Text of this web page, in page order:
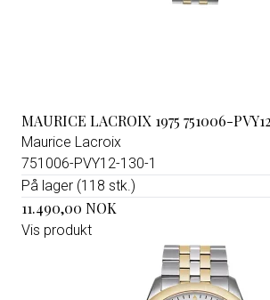
MAURICE LACROIX 1975 751006-
Maurice Lacroix
751006-PVY12-130-1
På lager (118 stk.)
11.490,00 NOK
Vis produkt